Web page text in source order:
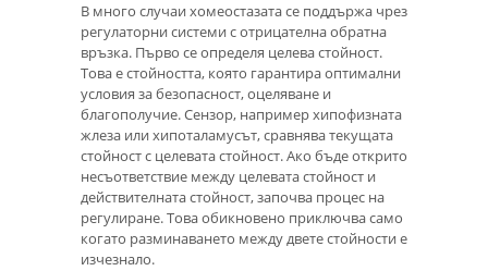
В много случаи хомеостазата се поддържа чрез
регулаторни системи с отрицателна обратна
връзка. Първо се определя целева стойност.
Това е стойността, която гарантира оптимални
условия за безопасност, оцеляване и
благополучие. Сензор, например хипофизната
жлеза или хипоталамусът, сравнява текущата
стойност с целевата стойност. Ако бъде открито
несъответствие между целевата стойност и
действителната стойност, започва процес на
регулиране. Това обикновено приключва само
когато разминаването между двете стойности е
изчезнало.